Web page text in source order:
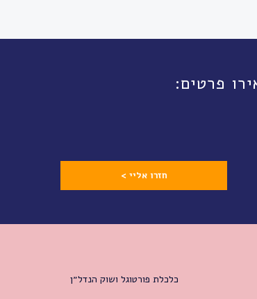
חזרו אליי >
כלכלת פורטוגל ושוק הנדל״ן